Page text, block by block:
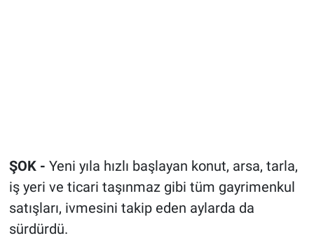
ŞOK - Yeni yıla hızlı başlayan konut, arsa, tarla,
iş yeri ve ticari taşınmaz gibi tüm gayrimenkul
satışları, ivmesini takip eden aylarda da
sürdürdü.